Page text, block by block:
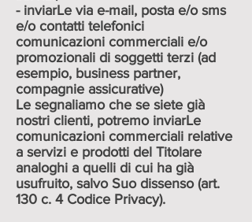
- inviarLe via e-mail, posta e/o sms
e/o contatti telefonici
comunicazioni commerciali e/o
promozionali di soggetti terzi (ad
esempio, business partner,
compagnie assicurative)
Le segnaliamo che se siete già
nostri clienti, potremo inviarLe
comunicazioni commerciali relative
a servizi e prodotti del Titolare
analoghi a quelli di cui ha già
usufruito, salvo Suo dissenso (art.
130 c. 4 Codice Privacy).